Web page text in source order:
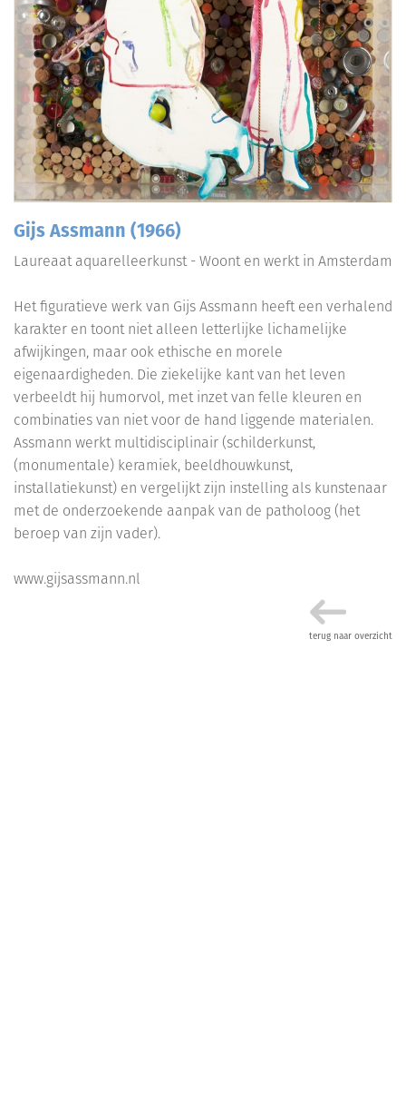
Gijs Assmann (1966)
Laureaat aquarelleerkunst - Woont en werkt in Amsterdam
Het figuratieve werk van Gijs Assmann heeft een verhalend
karakter en toont niet alleen letterlijke lichamelijke
afwijkingen, maar ook ethische en morele
eigenaardigheden. Die ziekelijke kant van het leven
verbeeldt hij humorvol, met inzet van felle kleuren en
combinaties van niet voor de hand liggende materialen.
Assmann werkt multidisciplinair (schilderkunst,
(monumentale) keramiek, beeldhouwkunst,
installatiekunst) en vergelijkt zijn instelling als kunstenaar
met de onderzoekende aanpak van de patholoog (het
beroep van zijn vader).
www.gijsassmann.nl
terug naar overzicht